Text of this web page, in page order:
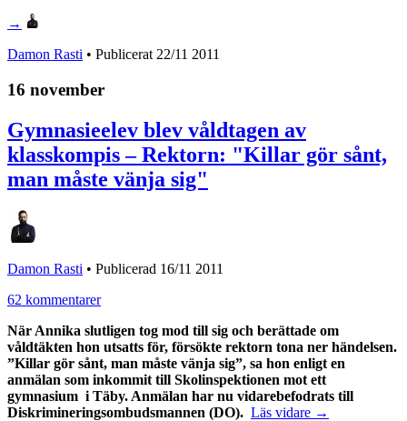
→
Damon Rasti • Publicerat 22/11 2011
16 november
Gymnasieelev blev våldtagen av
klasskompis – Rektorn: "Killar gör sånt,
man måste vänja sig"
Damon Rasti • Publicerad 16/11 2011
62 kommentarer
När Annika slutligen tog mod till sig och berättade om
våldtäkten hon utsatts för, försökte rektorn tona ner händelsen.
”Killar gör sånt, man måste vänja sig”, sa hon enligt en
anmälan som inkommit till Skolinspektionen mot ett
gymnasium i Täby. Anmälan har nu vidarebefodrats till
Diskrimineringsombudsmannen (DO). Läs vidare →